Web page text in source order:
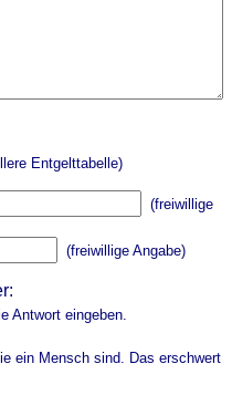
Entgelttabelle)
(freiwillige
(freiwillige Angabe)
Antwort eingeben.
ein Mensch sind. Das erschwert